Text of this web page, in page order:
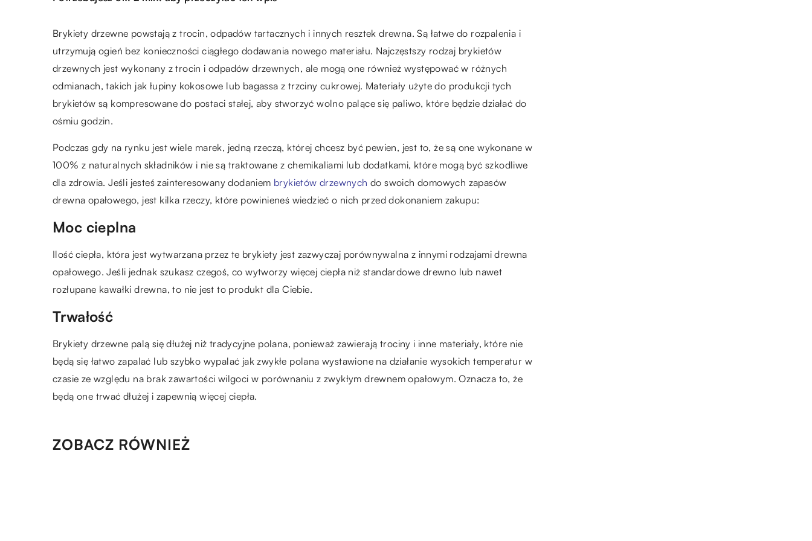
Brykiety drzewne powstają z trocin, odpadów tartacznych i innych resztek drewna. Są łatwe do rozpalenia i
utrzymują ogień bez konieczności ciągłego dodawania nowego materiału. Najczęstszy rodzaj brykietów
drzewnych jest wykonany z trocin i odpadów drzewnych, ale mogą one również występować w różnych
odmianach, takich jak łupiny kokosowe lub bagassa z trzciny cukrowej. Materiały użyte do produkcji tych
brykietów są kompresowane do postaci stałej, aby stworzyć wolno palące się paliwo, które będzie działać do
ośmiu godzin.
Podczas gdy na rynku jest wiele marek, jedną rzeczą, której chcesz być pewien, jest to, że są one wykonane w
100% z naturalnych składników i nie są traktowane z chemikaliami lub dodatkami, które mogą być szkodliwe
dla zdrowia. Jeśli jesteś zainteresowany dodaniem brykietów drzewnych do swoich domowych zapasów
drewna opałowego, jest kilka rzeczy, które powinieneś wiedzieć o nich przed dokonaniem zakupu:
Moc cieplna
Ilość ciepła, która jest wytwarzana przez te brykiety jest zazwyczaj porównywalna z innymi rodzajami drewna
opałowego. Jeśli jednak szukasz czegoś, co wytworzy więcej ciepła niż standardowe drewno lub nawet
rozłupane kawałki drewna, to nie jest to produkt dla Ciebie.
Trwałość
Brykiety drzewne palą się dłużej niż tradycyjne polana, ponieważ zawierają trociny i inne materiały, które nie
będą się łatwo zapalać lub szybko wypalać jak zwykłe polana wystawione na działanie wysokich temperatur w
czasie ze względu na brak zawartości wilgoci w porównaniu z zwykłym drewnem opałowym. Oznacza to, że
będą one trwać dłużej i zapewnią więcej ciepła.
ZOBACZ RÓWNIEŻ